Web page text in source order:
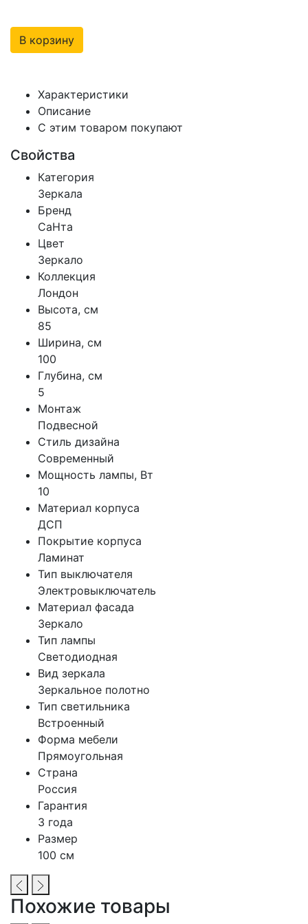
В корзину
Характеристики
Описание
С этим товаром покупают
Свойства
Категория
Зеркала
Бренд
СаНта
Цвет
Зеркало
Коллекция
Лондон
Высота, см
85
Ширина, см
100
Глубина, см
5
Монтаж
Подвесной
Стиль дизайна
Современный
Мощность лампы, Вт
10
Материал корпуса
ДСП
Покрытие корпуса
Ламинат
Тип выключателя
Электровыключатель
Материал фасада
Зеркало
Тип лампы
Светодиодная
Вид зеркала
Зеркальное полотно
Тип светильника
Встроенный
Форма мебели
Прямоугольная
Страна
Россия
Гарантия
3 года
Размер
100 см
Похожие товары